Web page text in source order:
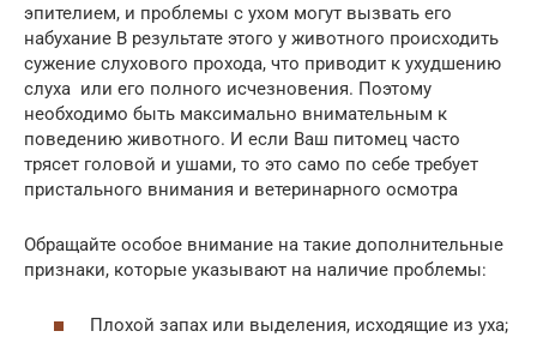
эпителием, и проблемы с ухом могут вызвать его
набухание В результате этого у животного происходить
сужение слухового прохода, что приводит к ухудшению
слуха или его полного исчезновения. Поэтому
необходимо быть максимально внимательным к
поведению животного. И если Ваш питомец часто
трясет головой и ушами, то это само по себе требует
пристального внимания и ветеринарного осмотра
Обращайте особое внимание на такие дополнительные
признаки, которые указывают на наличие проблемы:
Плохой запах или выделения, исходящие из уха;